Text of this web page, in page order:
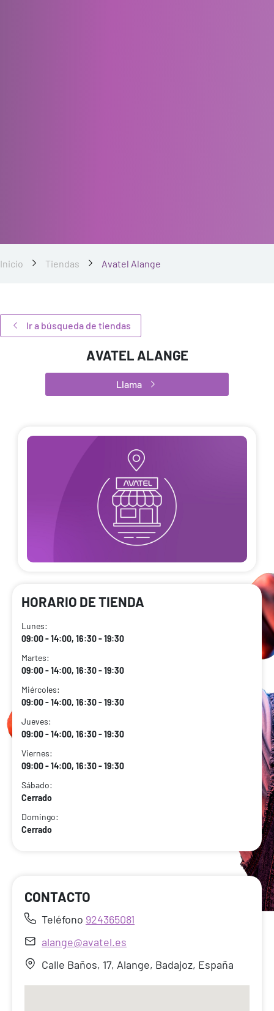
Inicio Tiendas Avatel Alange
Ir a búsqueda de tiendas
AVATEL ALANGE
Llama
HORARIO DE TIENDA
Lunes:
09:00 - 14:00, 16:30 - 19:30
Martes:
09:00 - 14:00, 16:30 - 19:30
Miércoles:
09:00 - 14:00, 16:30 - 19:30
Jueves:
09:00 - 14:00, 16:30 - 19:30
Viernes:
09:00 - 14:00, 16:30 - 19:30
Sábado:
Cerrado
Domingo:
Cerrado
CONTACTO
Teléfono 924365081
alange@avatel.es
Calle Baños, 17, Alange, Badajoz, España